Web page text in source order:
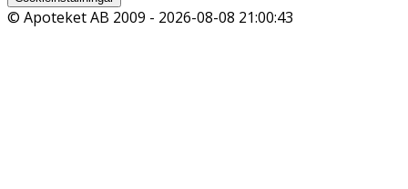
© Apoteket AB 2009 - 2026-08-08 21:00:43